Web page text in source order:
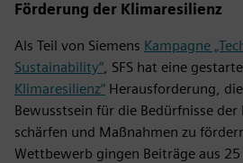
Förderung der Klimaresilienz
Als Teil von Siemens Kampagne
Sustainability“, SFS hat eine
Klimaresilienz“ Herausforderung,
Bewusstsein für die Bedürfnisse der
schärfen und Maßnahmen zu
Wettbewerb gingen Beiträge aus